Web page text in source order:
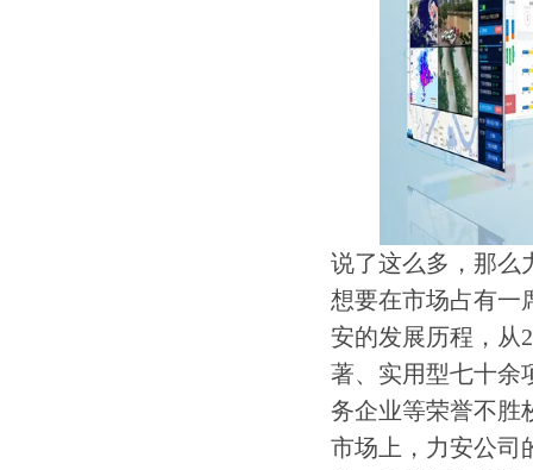
说了这么多，那么
想要在市场占有一
安的发展历程，从
著、实用型七十余
务企业等荣誉不胜
市场上，力安公司